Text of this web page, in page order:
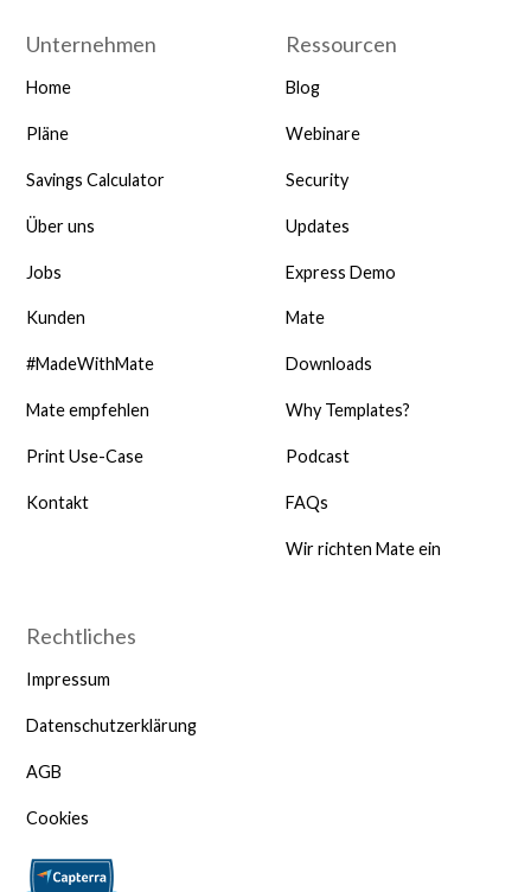
Unternehmen
Home
Pläne
Savings Calculator
Über uns
Jobs
Kunden
#MadeWithMate
Mate empfehlen
Print Use-Case
Kontakt
Ressourcen
Blog
Webinare
Security
Updates
Express Demo
Mate
Downloads
Why Templates?
Podcast
FAQs
Wir richten Mate ein
Rechtliches
Impressum
Datenschutzerklärung
AGB
Cookies